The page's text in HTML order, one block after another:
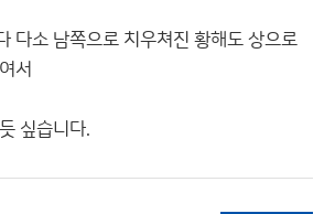
다소 남쪽으로 치우쳐진 황해도 상으로
서
싶습니다.